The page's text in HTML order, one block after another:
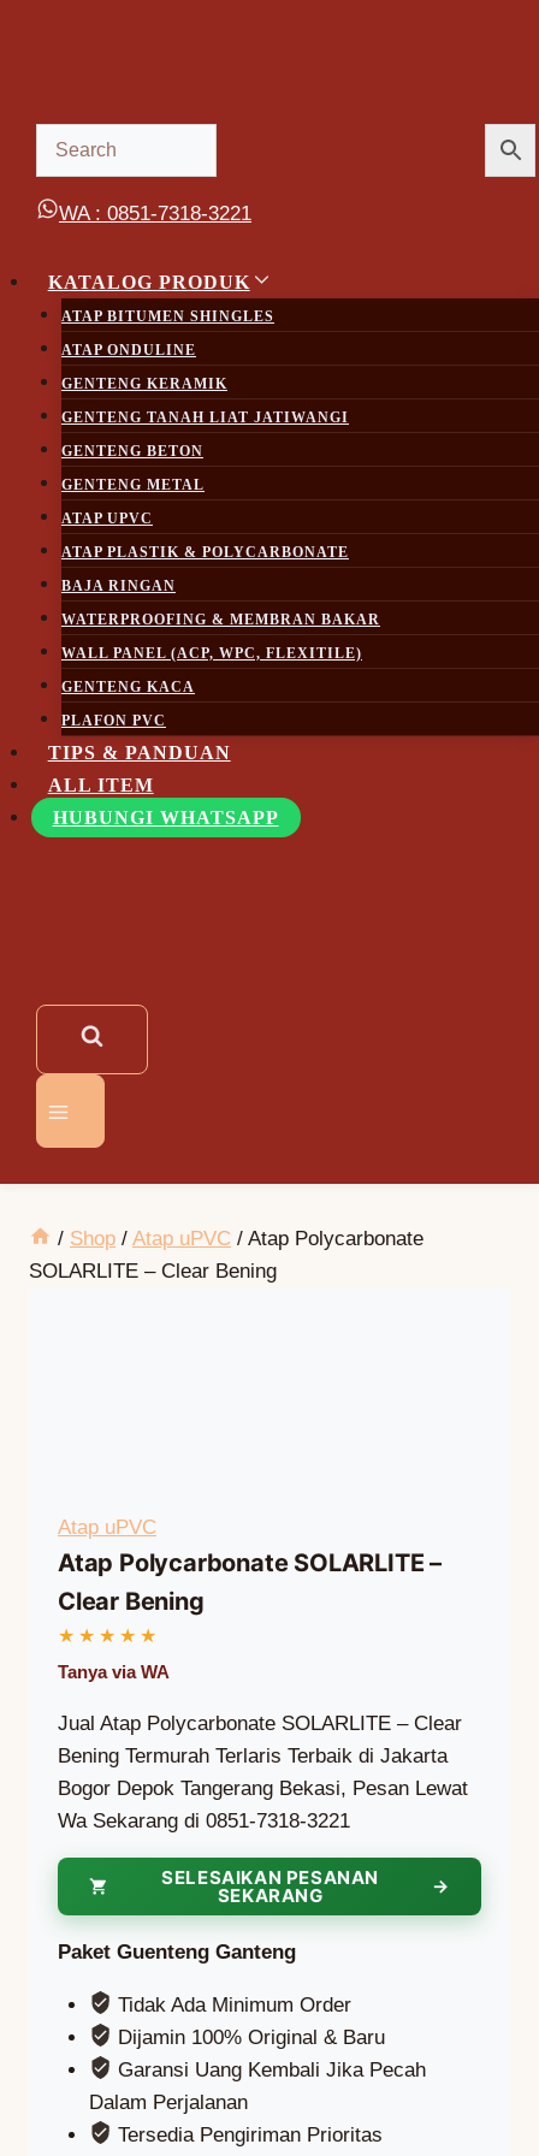
WA : 0851-7318-3221
KATALOG PRODUK
ATAP BITUMEN SHINGLES
ATAP ONDULINE
GENTENG KERAMIK
GENTENG TANAH LIAT JATIWANGI
GENTENG BETON
GENTENG METAL
ATAP UPVC
ATAP PLASTIK & POLYCARBONATE
BAJA RINGAN
WATERPROOFING & MEMBRAN BAKAR
WALL PANEL (ACP, WPC, FLEXITILE)
GENTENG KACA
PLAFON PVC
TIPS & PANDUAN
ALL ITEM
HUBUNGI WHATSAPP
/ Shop / Atap uPVC / Atap Polycarbonate
SOLARLITE – Clear Bening
Atap uPVC
Atap Polycarbonate SOLARLITE –
Clear Bening
Jual Atap Polycarbonate SOLARLITE – Clear
Bening Termurah Terlaris Terbaik di Jakarta
Bogor Depok Tangerang Bekasi, Pesan Lewat
Wa Sekarang di 0851-7318-3221
SELESAIKAN PESANAN
SEKARANG
Paket Guenteng Ganteng
Tidak Ada Minimum Order
Dijamin 100% Original & Baru
Garansi Uang Kembali Jika Pecah
Dalam Perjalanan
Tersedia Pengiriman Prioritas